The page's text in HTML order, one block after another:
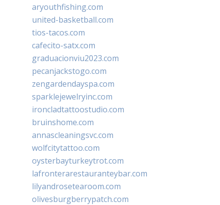
aryouthfishing.com
united-basketball.com
tios-tacos.com
cafecito-satx.com
graduacionviu2023.com
pecanjackstogo.com
zengardendayspa.com
sparklejewelryinc.com
ironcladtattoostudio.com
bruinshome.com
annascleaningsvc.com
wolfcitytattoo.com
oysterbayturkeytrot.com
lafronterarestauranteybar.com
lilyandrosetearoom.com
olivesburgberrypatch.com